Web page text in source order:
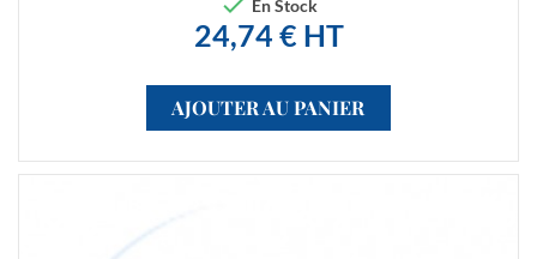
En Stock
24,74 € HT
AJOUTER AU PANIER